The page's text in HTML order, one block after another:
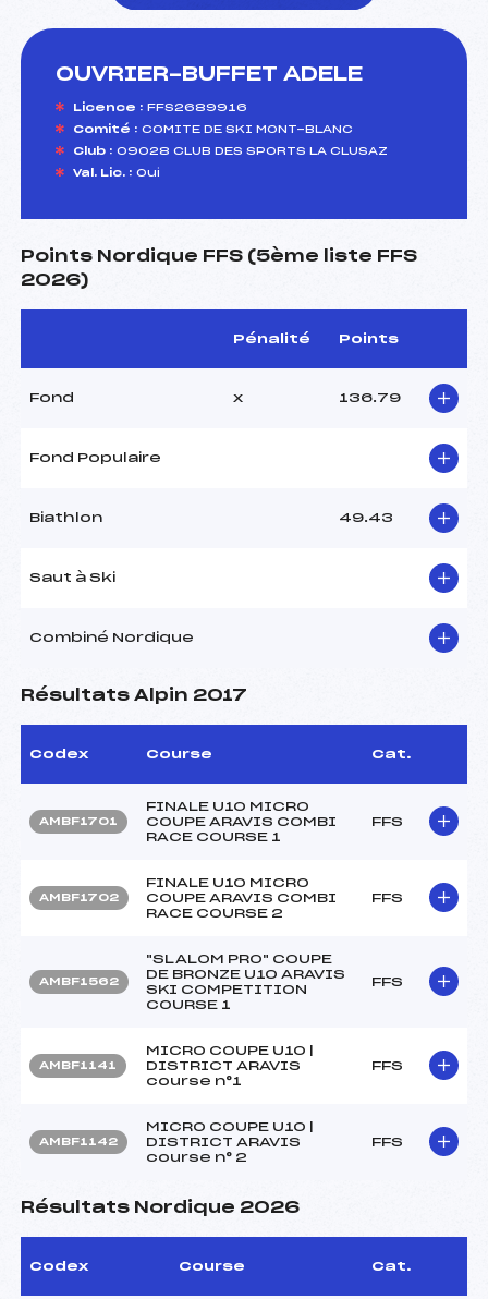
OUVRIER-BUFFET ADELE
Licence : FFS2689916
Comité : COMITE DE SKI MONT-BLANC
Club : 09028 CLUB DES SPORTS LA CLUSAZ
Val. Lic. : Oui
Points Nordique FFS (5ème liste FFS
2026)
Pénalité Points
Fond x 136.79
Fond Populaire
Biathlon 49.43
Saut à Ski
Combiné Nordique
Résultats Alpin 2017
Codex Course Cat.
AMBF1701
FINALE U10 MICRO
COUPE ARAVIS COMBI
RACE COURSE 1
FFS
AMBF1702
FINALE U10 MICRO
COUPE ARAVIS COMBI
RACE COURSE 2
FFS
AMBF1562
"SLALOM PRO" COUPE
DE BRONZE U10 ARAVIS
SKI COMPETITION
COURSE 1
FFS
AMBF1141
MICRO COUPE U10 |
DISTRICT ARAVIS
course n°1
FFS
AMBF1142
MICRO COUPE U10 |
DISTRICT ARAVIS
course n° 2
FFS
Résultats Nordique 2026
Codex Course Cat.